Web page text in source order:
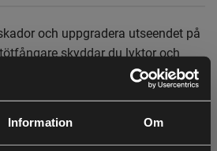
Information Om
och uppgradera utseendet på
skyddar du lyktor och
uppkommer vid arbete och
från CFMOTO och är
625. Materialet är av stål med